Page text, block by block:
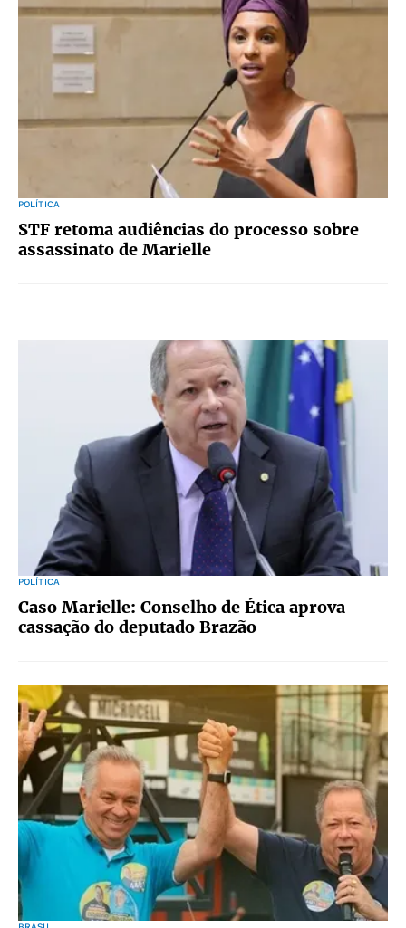
POLÍTICA
STF retoma audiências do processo sobre
assassinato de Marielle
POLÍTICA
Caso Marielle: Conselho de Ética aprova
cassação do deputado Brazão